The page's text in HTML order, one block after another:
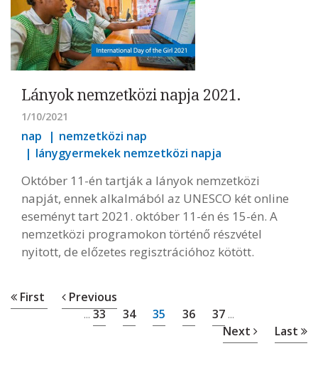
Lányok nemzetközi napja 2021.
1/10/2021
nap
nemzetközi nap
lánygyermekek nemzetközi napja
Október 11-én tartják a lányok nemzetközi
napját, ennek alkalmából az UNESCO két online
eseményt tart 2021. október 11-én és 15-én. A
nemzetközi programokon történő részvétel
nyitott, de előzetes regisztrációhoz kötött.
First Previous
... 33 34 35 36 37 ...
Next Last